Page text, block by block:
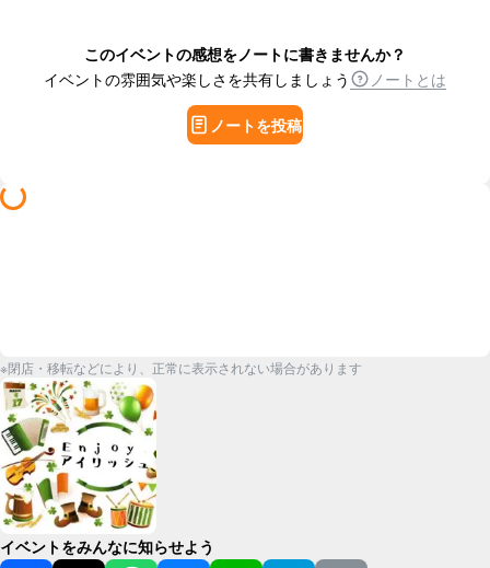
このイベントの感想をノートに書きませんか？
イベントの雰囲気や楽しさを共有しましょう
ノートとは
ノートを投稿
※閉店・移転などにより、正常に表示されない場合があります
イベントをみんなに知らせよう